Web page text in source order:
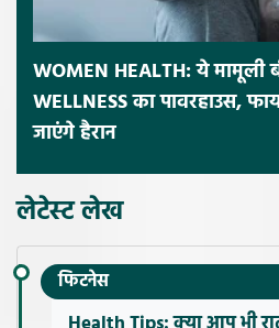
WOMEN HEALTH: ये मामूली
WELLNESS का पावरहाउस,
जाएंगे हैरान
लेटेस्ट लेख
फिटनेस